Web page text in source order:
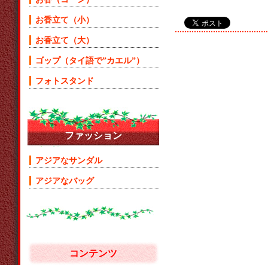
お香立て（小）
お香立て（大）
ゴップ（タイ語で”カエル”）
フォトスタンド
ファッション
アジアなサンダル
アジアなバッグ
コンテンツ